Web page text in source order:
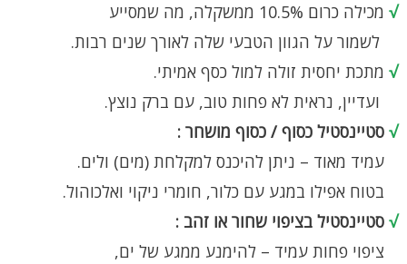
√ מכילה כרום 10.5% ממשקלה, מה שמסייע
לשמור על הגוון הטבעי שלה לאורך שנים רבות.
√ מתכת יחסית זולה למול כסף אמיתי.
ועדיין, נראית לא פחות טוב, עם ברק נוצץ.
√ סטיינסטיל כסוף / כסוף מושחר :
עמיד מאוד – ניתן להיכנס למקלחת (מים) ולים.
בטוח אפילו במגע עם כלור, חומרי ניקוי ואלכוהול.
√ סטיינסטיל בציפוי שחור או זהב :
ציפוי פחות עמיד – להימנע ממגע של ים,